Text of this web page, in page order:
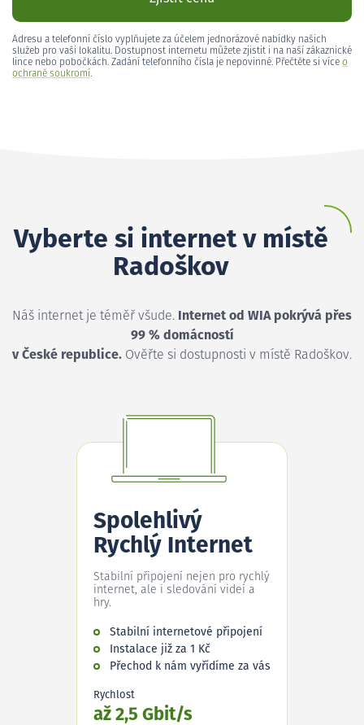
Adresu a telefonní číslo vyplňujete za účelem jednorázové nabídky našich
služeb pro vaši lokalitu. Dostupnost internetu můžete zjistit i na naší zákaznické
lince nebo pobočkách. Zadání telefonního čísla je nepovinné. Přečtěte si více o
ochraně soukromí.
Vyberte si internet v místě
Radoškov
Náš internet je téměř všude. Internet od WIA pokrývá přes
99 % domácností
v České republice. Ověřte si dostupnosti v místě Radoškov.
Spolehlivý
Rychlý Internet
Stabilní připojení nejen pro rychlý
internet, ale i sledování videí a
hry.
Stabilní internetové připojení
Instalace již za 1 Kč
Přechod k nám vyřídíme za vás
Rychlost
až 2,5 Gbit/s